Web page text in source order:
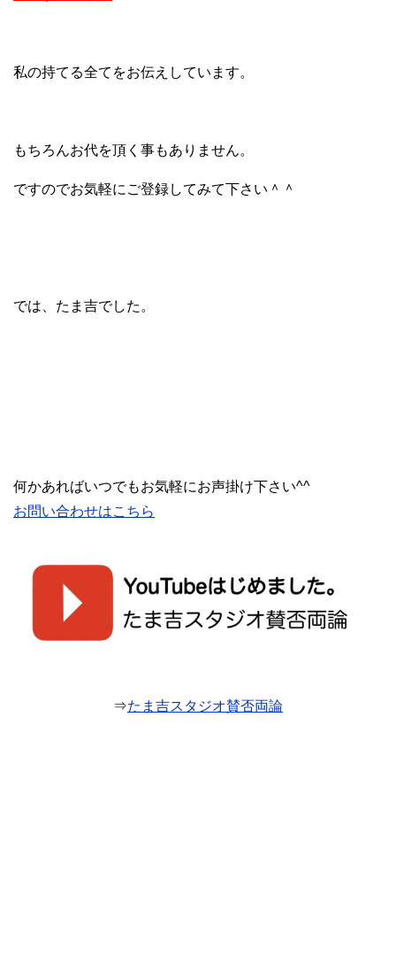
私の持てる全てをお伝えしています。
もちろんお代を頂く事もありません。
ですのでお気軽にご登録してみて下さい＾＾
では、たま吉でした。
何かあればいつでもお気軽にお声掛け下さい^^
お問い合わせはこちら
⇒たま吉スタジオ賛否両論